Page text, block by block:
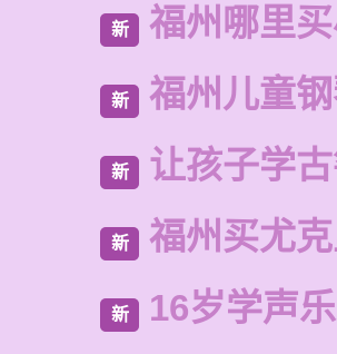
新 福州哪里
新 福州儿童
新 让孩子学
新 福州买尤
新 16岁学声